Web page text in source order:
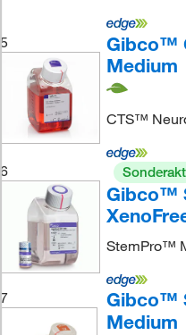
5
Gibco™
Medium
CTS™
6
Gibco™
StemPro™
7 Gibco™
Medium